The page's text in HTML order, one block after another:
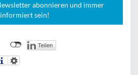
abonnieren und immer
informiert sein!